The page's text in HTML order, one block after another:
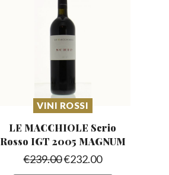
VINI ROSSI
LE MACCHIOLE Scrio
Rosso IGT 2005 MAGNUM
€239.00€232.00